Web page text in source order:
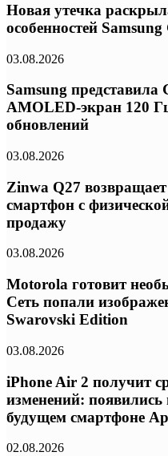
Новая утечка
особенностей
03.08.2026
Samsung
AMOLED-экран 120
обновлений
03.08.2026
Zinwa Q27
смартфон с
продажу
03.08.2026
Motorola готовит
Сеть попали
Swarovski Edition
03.08.2026
iPhone Air 2 получит
изменений: появились
будущем смартфоне
02.08.2026